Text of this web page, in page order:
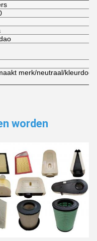
merk/neutraal/
worden